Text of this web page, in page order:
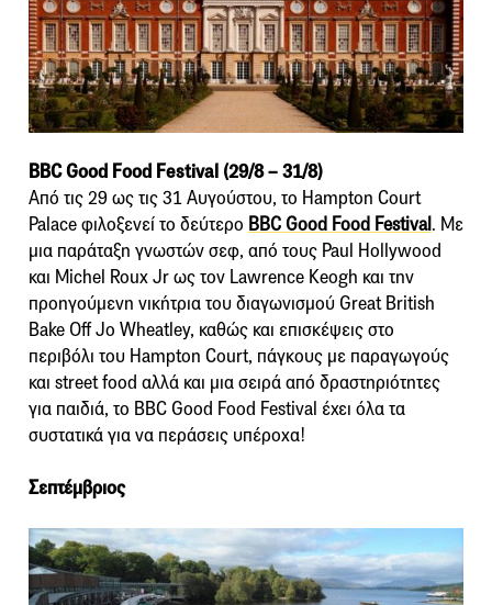
BBC Good Food Festival (29/8 – 31/8)
Από τις 29 ως τις 31 Αυγούστου, το Hampton Court
Palace φιλοξενεί το δεύτερο BBC Good Food Festival. Με
μια παράταξη γνωστών σεφ, από τους Paul Hollywood
και Michel Roux Jr ως τον Lawrence Keogh και την
προηγούμενη νικήτρια του διαγωνισμού Great British
Bake Off Jo Wheatley, καθώς και επισκέψεις στο
περιβόλι του Hampton Court, πάγκους με παραγωγούς
και street food αλλά και μια σειρά από δραστηριότητες
για παιδιά, το BBC Good Food Festival έχει όλα τα
συστατικά για να περάσεις υπέροχα!
Σεπτέμβριος